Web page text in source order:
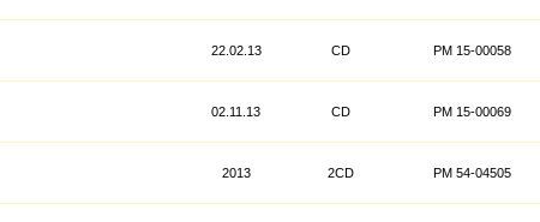
22.02.13 CD PM 15-00058
02.11.13 CD PM 15-00069
2013 2CD PM 54-04505